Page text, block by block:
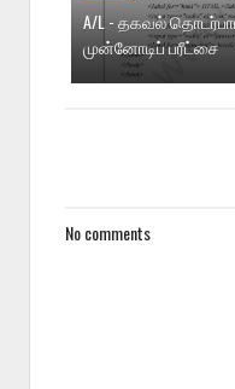
A/L - தகவல்
முன்னோடிப் பரீட்சை
No comments